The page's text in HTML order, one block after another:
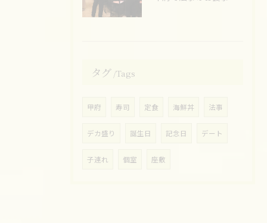
タグ Tags
甲府 寿司 定食 海鮮丼 法事
デカ盛り 誕生日 記念日 デート
子連れ 個室 座敷